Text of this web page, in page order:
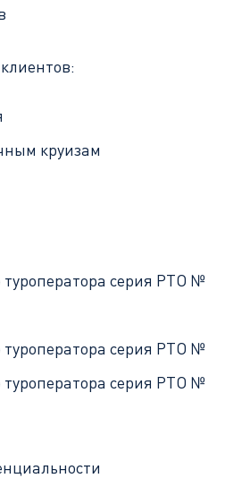
круизам
серия РТО №
серия РТО №
серия РТО №